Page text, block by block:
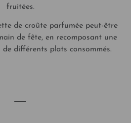
fruitées.
de croûte parfumée peut-être
de fête, en recomposant une
de différents plats consommés.